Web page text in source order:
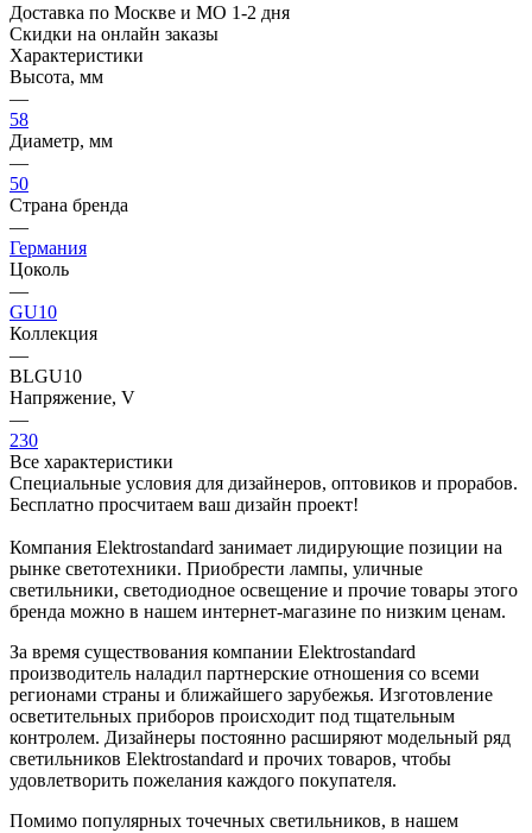
Доставка по Москве и МО 1-2 дня
Скидки на онлайн заказы
Характеристики
Высота, мм
—
58
Диаметр, мм
—
50
Страна бренда
—
Германия
Цоколь
—
GU10
Коллекция
—
BLGU10
Напряжение, V
—
230
Все характеристики
Специальные условия для дизайнеров, оптовиков и прорабов.
Бесплатно просчитаем ваш дизайн проект!
Компания Elektrostandard занимает лидирующие позиции на
рынке светотехники. Приобрести лампы, уличные
светильники, светодиодное освещение и прочие товары этого
бренда можно в нашем интернет-магазине по низким ценам.
За время существования компании Elektrostandard
производитель наладил партнерские отношения со всеми
регионами страны и ближайшего зарубежья. Изготовление
осветительных приборов происходит под тщательным
контролем. Дизайнеры постоянно расширяют модельный ряд
светильников Elektrostandard и прочих товаров, чтобы
удовлетворить пожелания каждого покупателя.
Помимо популярных точечных светильников, в нашем